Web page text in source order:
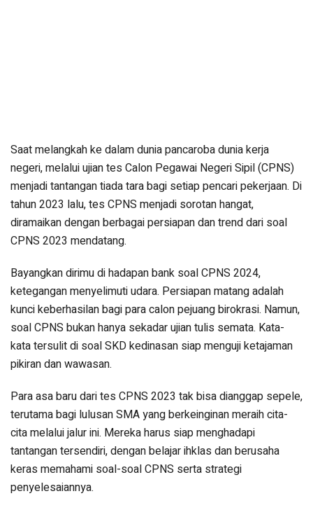
Saat melangkah ke dalam dunia pancaroba dunia kerja
negeri, melalui ujian tes Calon Pegawai Negeri Sipil (CPNS)
menjadi tantangan tiada tara bagi setiap pencari pekerjaan. Di
tahun 2023 lalu, tes CPNS menjadi sorotan hangat,
diramaikan dengan berbagai persiapan dan trend dari soal
CPNS 2023 mendatang.
Bayangkan dirimu di hadapan bank soal CPNS 2024,
ketegangan menyelimuti udara. Persiapan matang adalah
kunci keberhasilan bagi para calon pejuang birokrasi. Namun,
soal CPNS bukan hanya sekadar ujian tulis semata. Kata-
kata tersulit di soal SKD kedinasan siap menguji ketajaman
pikiran dan wawasan.
Para asa baru dari tes CPNS 2023 tak bisa dianggap sepele,
terutama bagi lulusan SMA yang berkeinginan meraih cita-
cita melalui jalur ini. Mereka harus siap menghadapi
tantangan tersendiri, dengan belajar ihklas dan berusaha
keras memahami soal-soal CPNS serta strategi
penyelesaiannya.